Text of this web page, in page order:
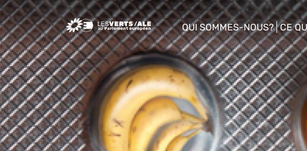
Greens/EFA Home
QUI SOMMES-NOUS?
show/hide sub menu
CE